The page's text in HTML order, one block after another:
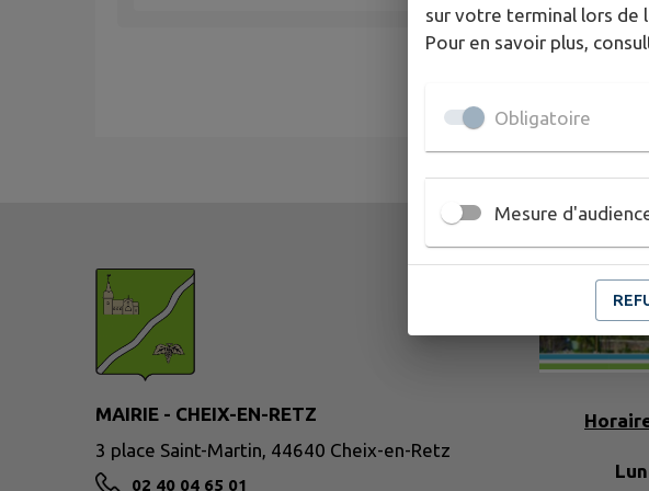
MAIRIE - CHEIX-EN-RETZ
3 place Saint-Martin, 44640 Cheix-en-Retz
02 40 04 65 01
sur votre terminal lors de
Pour en savoir plus,
Obligatoire
Mesure